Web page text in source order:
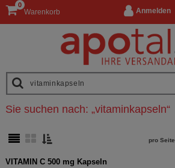
Anmelden
Warenkorb
0
Sie suchen nach: „vitaminkapseln“
pro Seite
VITAMIN C 500 mg Kapseln